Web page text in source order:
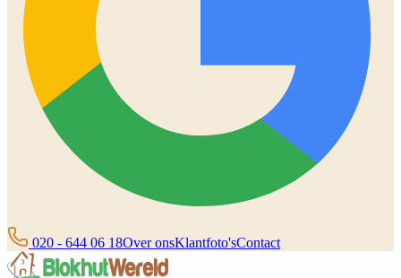
020 - 644 06 18Over onsKlantfoto'sContact